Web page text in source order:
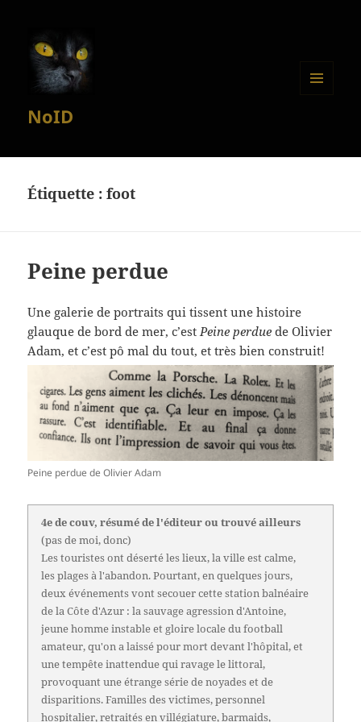
NoID
Étiquette :foot
Peine perdue
Une galerie de portraits qui tissent une histoire
glauque de bord de mer, c’estPeine perdue de Olivier
Adam, et c’est pô mal du tout, et très bien construit!
Peine perdue de Olivier Adam
4e de couv, résumé de l'éditeur ou trouvé ailleurs
(pas de moi, donc)
Les touristes ont déserté les lieux, la ville est calme,
les plages à l'abandon. Pourtant, en quelques jours,
deux événements vont secouer cette station balnéaire
de la Côte d'Azur : la sauvage agression d'Antoine,
jeune homme instable et gloire locale du football
amateur, qu'on a laissé pour mort devant l'hôpital, et
une tempête inattendue qui ravage le littoral,
provoquant une étrange série de noyades et de
disparitions. Familles des victimes, personnel
hospitalier, retraités en villégiature, barmaids,